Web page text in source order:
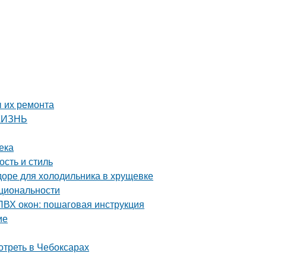
их ремонта
и стиль
для холодильника в хрущевке
окон: пошаговая инструкция
в Чебоксарах